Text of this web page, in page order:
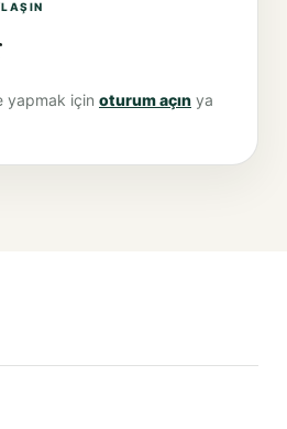
yapmak için oturum açın ya